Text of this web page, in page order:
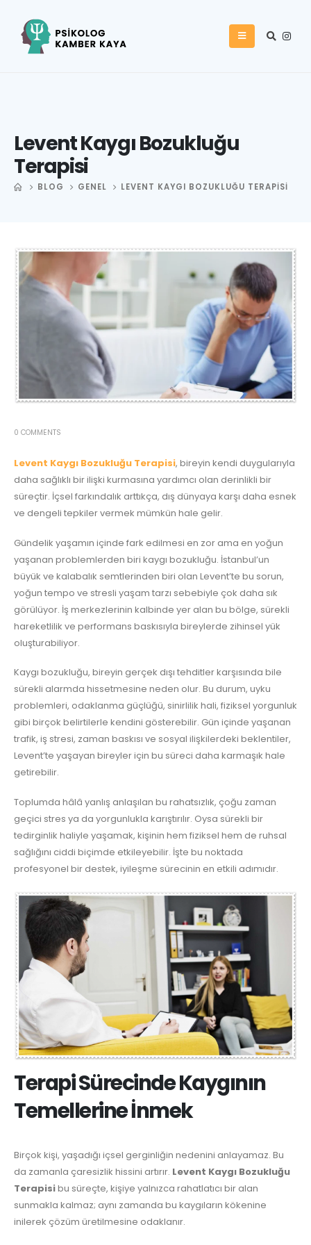
Levent Kaygı Bozukluğu
Terapisi
BLOG GENEL LEVENT KAYGI BOZUKLUĞU TERAPISI
0 COMMENTS
Levent Kaygı Bozukluğu Terapisi, bireyin kendi duygularıyla
daha sağlıklı bir ilişki kurmasına yardımcı olan derinlikli bir
süreçtir. İçsel farkındalık arttıkça, dış dünyaya karşı daha esnek
ve dengeli tepkiler vermek mümkün hale gelir.
Gündelik yaşamın içinde fark edilmesi en zor ama en yoğun
yaşanan problemlerden biri kaygı bozukluğu. İstanbul’un
büyük ve kalabalık semtlerinden biri olan Levent’te bu sorun,
yoğun tempo ve stresli yaşam tarzı sebebiyle çok daha sık
görülüyor. İş merkezlerinin kalbinde yer alan bu bölge, sürekli
hareketlilik ve performans baskısıyla bireylerde zihinsel yük
oluşturabiliyor.
Kaygı bozukluğu, bireyin gerçek dışı tehditler karşısında bile
sürekli alarmda hissetmesine neden olur. Bu durum, uyku
problemleri, odaklanma güçlüğü, sinirlilik hali, fiziksel yorgunluk
gibi birçok belirtilerle kendini gösterebilir. Gün içinde yaşanan
trafik, iş stresi, zaman baskısı ve sosyal ilişkilerdeki beklentiler,
Levent’te yaşayan bireyler için bu süreci daha karmaşık hale
getirebilir.
Toplumda hâlâ yanlış anlaşılan bu rahatsızlık, çoğu zaman
geçici stres ya da yorgunlukla karıştırılır. Oysa sürekli bir
tedirginlik haliyle yaşamak, kişinin hem fiziksel hem de ruhsal
sağlığını ciddi biçimde etkileyebilir. İşte bu noktada
profesyonel bir destek, iyileşme sürecinin en etkili adımıdır.
Terapi Sürecinde Kaygının
Temellerine İnmek
Birçok kişi, yaşadığı içsel gerginliğin nedenini anlayamaz. Bu
da zamanla çaresizlik hissini artırır. Levent Kaygı Bozukluğu
Terapisibu süreçte, kişiye yalnızca rahatlatıcı bir alan
sunmakla kalmaz; aynı zamanda bu kaygıların kökenine
inilerek çözüm üretilmesine odaklanır.